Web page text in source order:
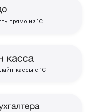
прямо из 1С
кассы с 1С